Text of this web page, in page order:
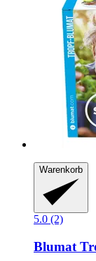
Warenkorb
5.0 (2)
Blumat